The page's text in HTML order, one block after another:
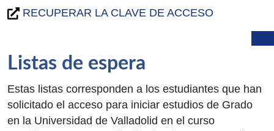
RECUPERAR LA CLAVE DE ACCESO
Listas de espera
Estas listas corresponden a los estudiantes que han
solicitado el acceso para iniciar estudios de Grado
en la Universidad de Valladolid en el curso